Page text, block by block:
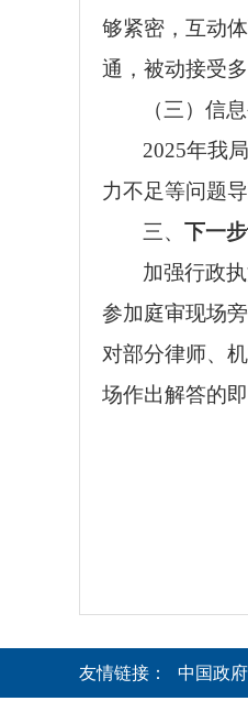
够紧密，互动
通，被动接受
（三）信
2025年我
力不足等问题
三、下一
加强行政
参加庭审现场
对部分律师、
场作出解答的
友情链接： 中国政